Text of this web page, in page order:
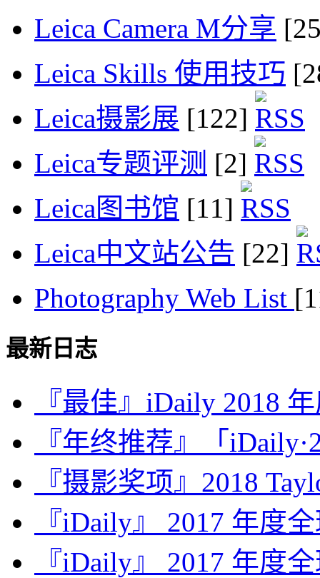
Leica Camera M分享
Leica Skills 使用技巧
Leica摄影展 [122]
Leica专题评测 [2]
Leica图书馆 [11]
Leica中文站公告 [22]
Photography Web List
最新日志
『最佳』iDaily 2018
『年终推荐』「
『摄影奖项』2018
『iDaily』 2017 年度
『iDaily』 2017 年度